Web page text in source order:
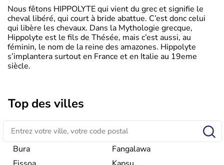
Nous fêtons HIPPOLYTE qui vient du grec et signifie le
cheval libéré, qui court à bride abattue. C’est donc celui
qui libère les chevaux. Dans la Mythologie grecque,
Hippolyte est le fils de Thésée, mais c’est aussi, au
féminin, le nom de la reine des amazones. Hippolyte
s’implantera surtout en France et en Italie au 19eme
siècle.
Top des villes
Bura
Fangalawa